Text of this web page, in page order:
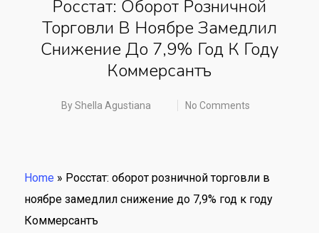
Росстат: Оборот Розничной
Торговли В Ноябре Замедлил
Снижение До 7,9% Год К Году
Коммерсантъ
ByShella Agustiana No Comments
Home » Росстат: оборот розничной торговли в
ноябре замедлил снижение до 7,9% год к году
Коммерсантъ